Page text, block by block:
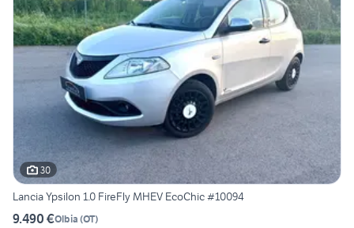
30
Lancia Ypsilon 1.0 FireFly MHEV EcoChic #10094
9.490 €Olbia (OT)